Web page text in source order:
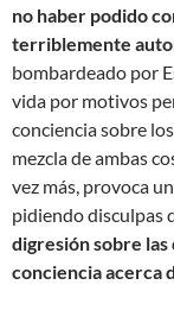
no haber podido
terriblemente
bombardeado por
vida por motivos
conciencia sobre
mezcla de ambas
vez más, provoca
pidiendo disculpas
digresión sobre
conciencia acerca